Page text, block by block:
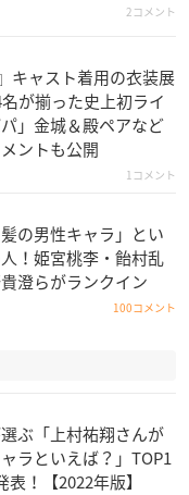
2コメント
キャスト着用の衣装展
が揃った史上初ライ
」金城＆殿ペアなど
ントも公開
1コメント
髪の男性キャラ」とい
！姫宮桃李・飴村乱
澄らがランクイン
100コメント
ぶ「上村祐翔さんが
ラといえば？」TOP1
表！【2022年版】